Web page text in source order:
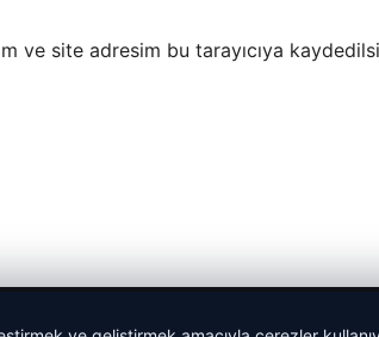
ve site adresim bu tarayıcıya